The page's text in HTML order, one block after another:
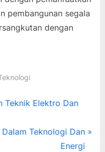
pembangunan segala
dengan
Teknik Elektro Dan
Teknologi Dan
Energi